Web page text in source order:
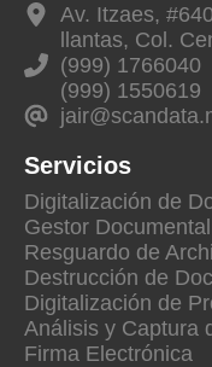
Av. Itzaes,
llantas, Col.
(999) 1766040
(999) 1550619
Servicios
Digitalización de
Gestor
Resguardo de
Destrucción de
Digitalización de
Análisis y Captura
Firma Electrónica